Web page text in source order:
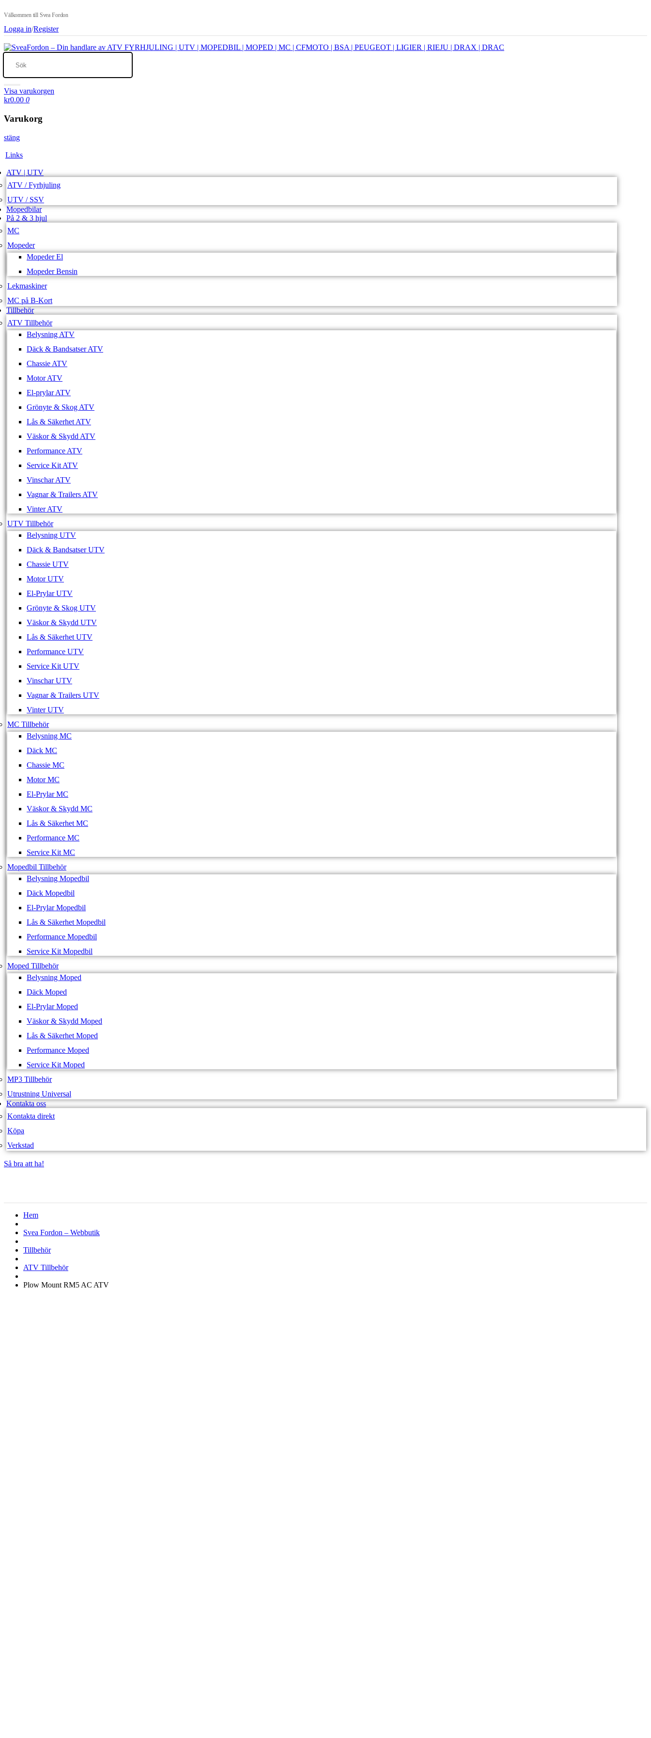
Välkommen till Svea Fordon
Logga in/Register
Visa varukorgen
kr0.00 0
Varukorg
stäng
Links
ATV | UTV
ATV / Fyrhjuling
UTV / SSV
Mopedbilar
På 2 & 3 hjul
MC
Mopeder
Mopeder El
Mopeder Bensin
Lekmaskiner
MC på B-Kort
Tillbehör
ATV Tillbehör
Belysning ATV
Däck & Bandsatser ATV
Chassie ATV
Motor ATV
El-prylar ATV
Grönyte & Skog ATV
Lås & Säkerhet ATV
Väskor & Skydd ATV
Performance ATV
Service Kit ATV
Vinschar ATV
Vagnar & Trailers ATV
Vinter ATV
UTV Tillbehör
Belysning UTV
Däck & Bandsatser UTV
Chassie UTV
Motor UTV
El-Prylar UTV
Grönyte & Skog UTV
Väskor & Skydd UTV
Lås & Säkerhet UTV
Performance UTV
Service Kit UTV
Vinschar UTV
Vagnar & Trailers UTV
Vinter UTV
MC Tillbehör
Belysning MC
Däck MC
Chassie MC
Motor MC
El-Prylar MC
Väskor & Skydd MC
Lås & Säkerhet MC
Performance MC
Service Kit MC
Mopedbil Tillbehör
Belysning Mopedbil
Däck Mopedbil
El-Prylar Mopedbil
Lås & Säkerhet Mopedbil
Performance Mopedbil
Service Kit Mopedbil
Moped Tillbehör
Belysning Moped
Däck Moped
El-Prylar Moped
Väskor & Skydd Moped
Lås & Säkerhet Moped
Performance Moped
Service Kit Moped
MP3 Tillbehör
Utrustning Universal
Kontakta oss
Kontakta direkt
Köpa
Verkstad
Så bra att ha!
Hem
Svea Fordon – Webbutik
Tillbehör
ATV Tillbehör
Plow Mount RM5 AC ATV